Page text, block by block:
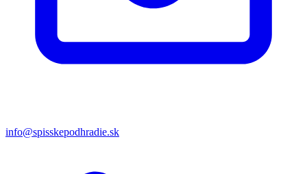
info@spisskepodhradie.sk